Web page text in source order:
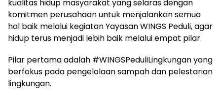
kualitas hidup masyarakat yang selaras dengan
komitmen perusahaan untuk menjalankan semua
hal baik melalui kegiatan Yayasan WINGS Peduli, agar
hidup terus menjadi lebih baik melalui empat pilar.
Pilar pertama adalah #WINGSPeduliLingkungan yang
berfokus pada pengelolaan sampah dan pelestarian
lingkungan.